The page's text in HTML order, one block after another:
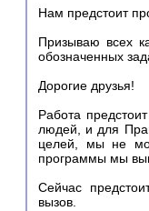
Нам предстоит
Призываю всех
обозначенных
Дорогие друзья!
Работа
людей, и для
целей, мы не
программы мы
Сейчас
вызов.